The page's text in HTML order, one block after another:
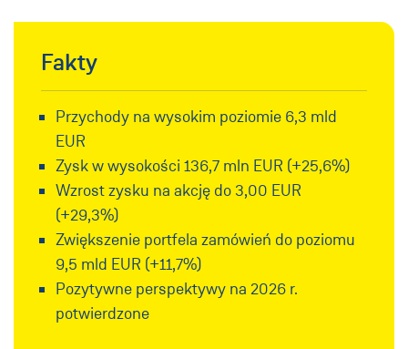
Fakty
Przychody na wysokim poziomie 6,3 mld
EUR
Zysk w wysokości 136,7 mln EUR (+25,6%)
Wzrost zysku na akcję do 3,00 EUR
(+29,3%)
Zwiększenie portfela zamówień do poziomu
9,5 mld EUR (+11,7%)
Pozytywne perspektywy na 2026 r.
potwierdzone